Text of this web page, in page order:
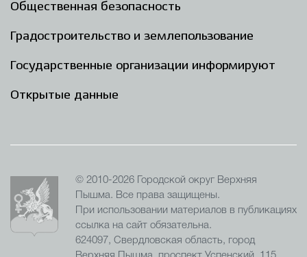
Общественная безопасность
Градостроительство и землепользование
Государственные организации информируют
Открытые данные
© 2010-2026 Городской округ Верхняя
Пышма. Все права защищены.
При использовании материалов в публикациях
ссылка на сайт обязательна.
624097, Свердловская область, город